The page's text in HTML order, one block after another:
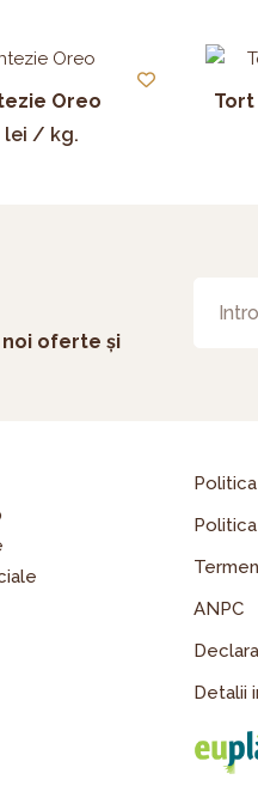
Oreo
lei / kg.
noi oferte și
ANPC
Detalii